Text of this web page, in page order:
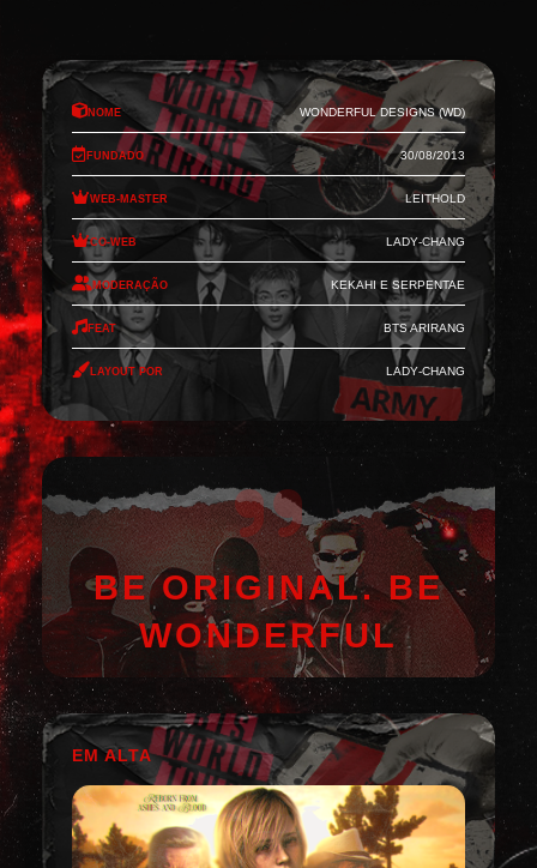
Nome Wonderful Designs (WD)
Fundado 30/08/2013
Web-Master Leithold
Co-Web Lady-Chang
Moderação Kekahi e Serpentae
Feat BTS Arirang
Layout por Lady-Chang
BE ORIGINAL. BE
WONDERFUL
EM ALTA